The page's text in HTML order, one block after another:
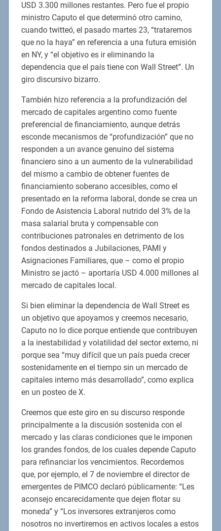
USD 3.300 millones restantes. Pero fue el propio
ministro Caputo el que determinó otro camino,
cuando twitteó, el pasado martes 23, “trataremos
que no la haya” en referencia a una futura emisión
en NY, y “el objetivo es ir eliminando la
dependencia que el país tiene con Wall Street”. Un
giro discursivo bizarro.
También hizo referencia a la profundización del
mercado de capitales argentino como fuente
preferencial de financiamiento, aunque detrás
esconde mecanismos de “profundización” que no
responden a un avance genuino del sistema
financiero sino a un aumento de la vulnerabilidad
del mismo a cambio de obtener fuentes de
financiamiento soberano accesibles, como el
presentado en la reforma laboral, donde se crea un
Fondo de Asistencia Laboral nutrido del 3% de la
masa salarial bruta y compensable con
contribuciones patronales en detrimento de los
fondos destinados a Jubilaciones, PAMI y
Asignaciones Familiares, que – como el propio
Ministro se jactó – aportaría USD 4.000 millones al
mercado de capitales local.
Si bien eliminar la dependencia de Wall Street es
un objetivo que apoyamos y creemos necesario,
Caputo no lo dice porque entiende que contribuyen
a la inestabilidad y volatilidad del sector externo, ni
porque sea “muy difícil que un país pueda crecer
sostenidamente en el tiempo sin un mercado de
capitales interno más desarrollado”, como explica
en un posteo de X.
Creemos que este giro en su discurso responde
principalmente a la discusión sostenida con el
mercado y las claras condiciones que le imponen
los grandes fondos, de los cuales depende Caputo
para refinanciar los vencimientos. Recordemos
que, por ejemplo, el 7 de noviembre el director de
emergentes de PIMCO declaró públicamente: “Les
aconsejo encarecidamente que dejen flotar su
moneda” y “Los inversores extranjeros como
nosotros no invertiremos en activos locales a estos